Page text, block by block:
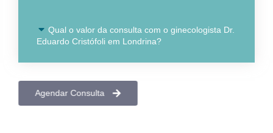
Qual o valor da consulta com o ginecologista Dr.
Eduardo Cristófoli em Londrina?
Agendar Consulta